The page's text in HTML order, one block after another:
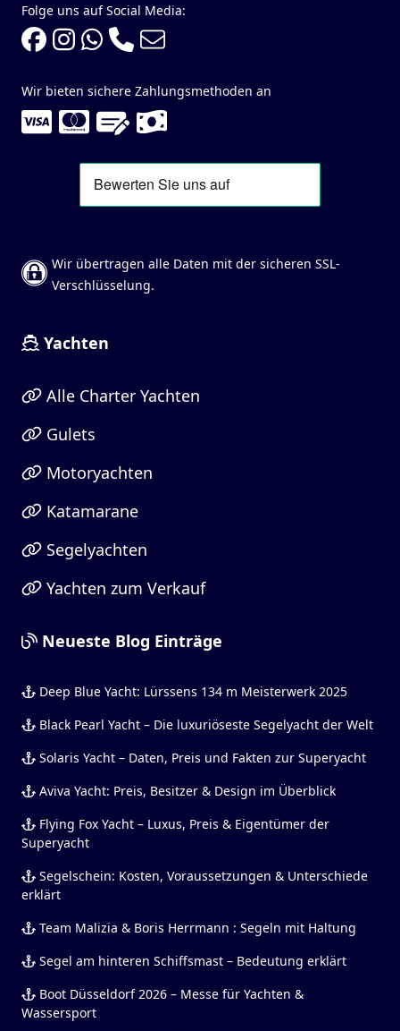
Folge uns auf Social Media:
Wir bieten sichere Zahlungsmethoden an
Wir übertragen alle Daten mit der sicheren SSL-
Verschlüsselung.
Yachten
Alle Charter Yachten
Gulets
Motoryachten
Katamarane
Segelyachten
Yachten zum Verkauf
Neueste Blog Einträge
Deep Blue Yacht: Lürssens 134 m Meisterwerk 2025
Black Pearl Yacht – Die luxuriöseste Segelyacht der Welt
Solaris Yacht – Daten, Preis und Fakten zur Superyacht
Aviva Yacht: Preis, Besitzer & Design im Überblick
Flying Fox Yacht – Luxus, Preis & Eigentümer der
Superyacht
Segelschein: Kosten, Voraussetzungen & Unterschiede
erklärt
Team Malizia & Boris Herrmann : Segeln mit Haltung
Segel am hinteren Schiffsmast – Bedeutung erklärt
Boot Düsseldorf 2026 – Messe für Yachten &
Wassersport